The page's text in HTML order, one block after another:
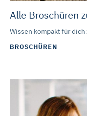
Alle Broschüren
Wissen kompakt für
BROSCHÜREN